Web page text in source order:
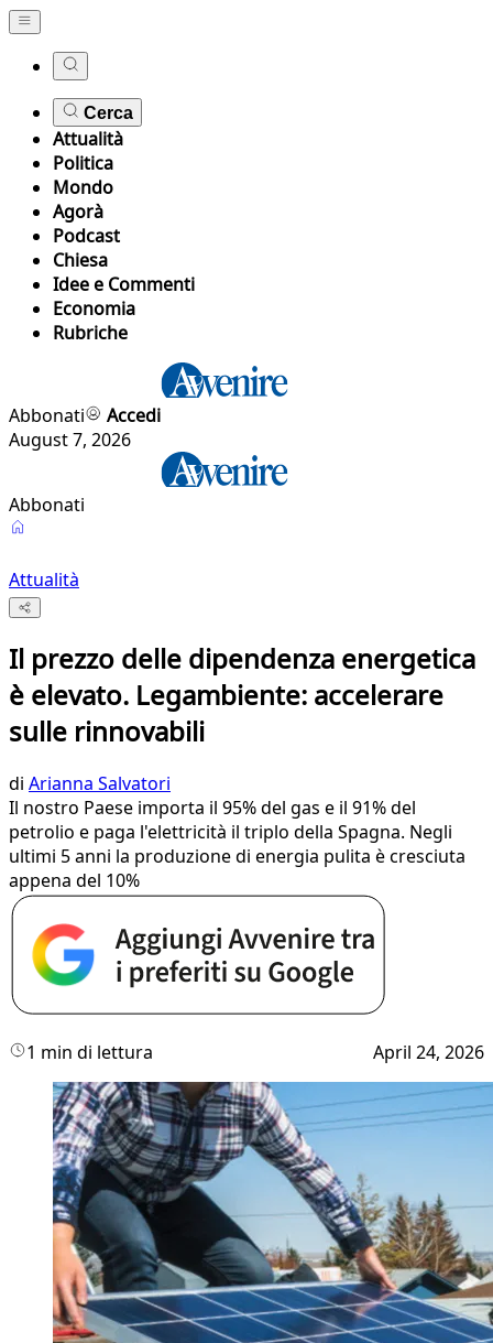
Cerca
Attualità
Politica
Mondo
Agorà
Podcast
Chiesa
Idee e Commenti
Economia
Rubriche
Abbonati
Accedi
August 7, 2026
Abbonati
Attualità
Il prezzo delle dipendenza energetica
è elevato. Legambiente: accelerare
sulle rinnovabili
di Arianna Salvatori
Il nostro Paese importa il 95% del gas e il 91% del
petrolio e paga l'elettricità il triplo della Spagna. Negli
ultimi 5 anni la produzione di energia pulita è cresciuta
appena del 10%
1 min di lettura April 24, 2026